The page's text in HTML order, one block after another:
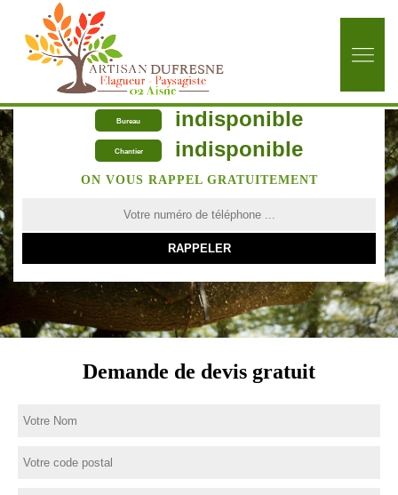
Bureau indisponible
Chantier indisponible
ON VOUS RAPPEL GRATUITEMENT
Demande de devis gratuit